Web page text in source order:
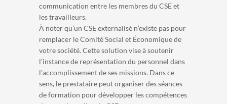
communication entre les membres du CSE et
les travailleurs.
À noter qu’un CSE externalisé n’existe pas pour
remplacer le Comité Social et Économique de
votre société. Cette solution vise à soutenir
l’instance de représentation du personnel dans
l’accomplissement de ses missions. Dans ce
sens, le prestataire peut organiser des séances
de formation pour développer les compétences